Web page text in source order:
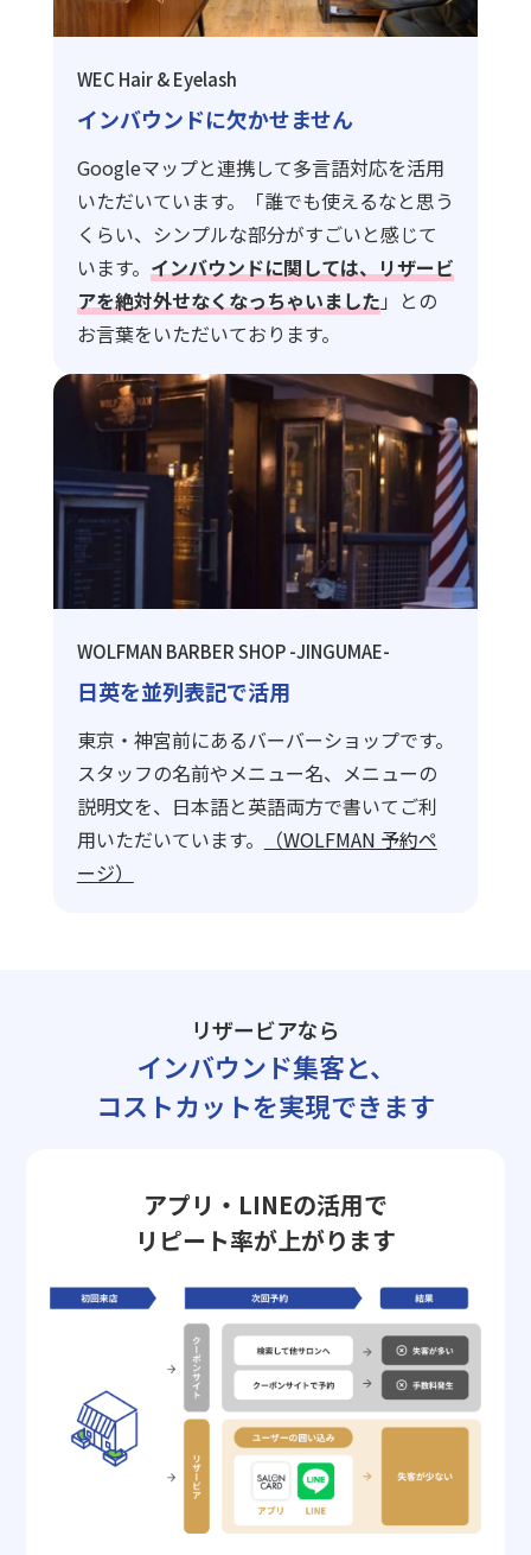
WEC Hair & Eyelash
インバウンドに欠かせません
Googleマップと連携して多言語対応を活用
いただいています。「誰でも使えるなと思う
くらい、シンプルな部分がすごいと感じて
います。 インバウンドに関しては、リザービ
アを絶対外せなくなっちゃいました」との
お言葉をいただいております。
WOLFMAN BARBER SHOP -JINGUMAE-
日英を並列表記で活用
東京・神宮前にあるバーバーショップです。
スタッフの名前やメニュー名、メニューの
説明文を、日本語と英語両方で書いてご利
用いただいています。
（WOLFMAN 予約ペ
ージ）
リザービアなら
インバウンド集客と、
コストカットを実現できます
アプリ・LINEの活用で
リピート率が上がります